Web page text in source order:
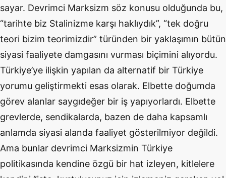
sayar. Devrimci Marksizm söz konusu olduğunda bu,
“tarihte biz Stalinizme karşı haklıydık”, “tek doğru
teori bizim teorimizdir” türünden bir yaklaşımın bütün
siyasi faaliyete damgasını vurması biçimini alıyordu.
Türkiye’ye ilişkin yapılan da alternatif bir Türkiye
yorumu geliştirmekti esas olarak. Elbette doğumda
görev alanlar saygıdeğer bir iş yapıyorlardı. Elbette
grevlerde, sendikalarda, bazen de daha kapsamlı
anlamda siyasi alanda faaliyet gösterilmiyor değildi.
Ama bunlar devrimci Marksizmin Türkiye
politikasında kendine özgü bir hat izleyen, kitlelere